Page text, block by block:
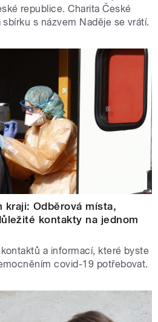
republice. Charita České
s názvem Naděje se vrátí.
Odběrová místa,
kontakty na jednom
a informací, které byste
covid-19 potřebovat.